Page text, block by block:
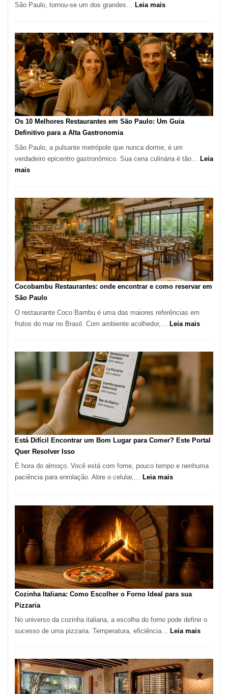
São Paulo, tornou-se um dos grandes… Leia mais:
Pizzaria:
tradição
em
pizza
artesanal
à
Vila
da
Os 10 Melhores Restaurantes em São Paulo: Um Guia
Definitivo para a Alta Gastronomia
São Paulo, a pulsante metrópole que nunca dorme, é um
verdadeiro epicentro gastronômico. Sua cena culinária é tão…
Leia
mais:
Melhores
Restaurantes
em
São
Paulo:
Um
Guia
Definitivo
Alta
Gastronomia
Cocobambu Restaurantes: onde encontrar e como reservar em
São Paulo
O restaurante Coco Bambu é uma das maiores referências em
frutos do mar no Brasil. Com ambiente acolhedor,… Leia mais:
como
reservar
Paulo
Está Difícil Encontrar um Bom Lugar para Comer? Este Portal
Quer Resolver Isso
É hora do almoço. Você está com fome, pouco tempo e nenhuma
paciência para enrolação. Abre o celular,… Leia mais:
Encontrar
um
Lugar
Comer?
Este
Portal
Isso
Cozinha Italiana: Como Escolher o Forno Ideal para sua
Pizzaria
No universo da cozinha italiana, a escolha do forno pode definir o
sucesso de uma pizzaria. Temperatura, eficiência… Leia mais:
Como
Escolher
o